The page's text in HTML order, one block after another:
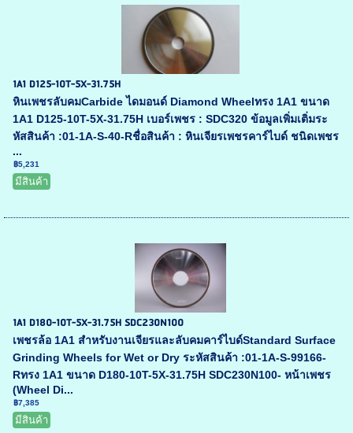
1A1 D125-10T-5X-31.75H
หินเพชรลับคมCarbide ไดมอนด์ Diamond Wheelทรง 1A1 ขนาด
1A1 D125-10T-5X-31.75H เบอร์เพชร : SDC320 ข้อมูลเพิ่มเติ่มระ
หัสสินค้า :01-1A-S-40-Rชื่อสินค้า : หินเจียรเพชรคาร์ไบด์ ชนิดเพชร
...
฿5,231
มีสินค้า
1A1 D180-10T-5X-31.75H SDC230N100
เพชรล้อ 1A1 สำหรับงานเจียรและลับคมคาร์ไบด์Standard Surface
Grinding Wheels for Wet or Dry ระหัสสินค้า :01-1A-S-99166-
Rทรง 1A1 ขนาด D180-10T-5X-31.75H SDC230N100- หน้าเพชร
(Wheel Di...
฿7,385
มีสินค้า